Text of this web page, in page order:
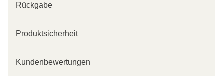
Rückgabe
Produktsicherheit
Kundenbewertungen